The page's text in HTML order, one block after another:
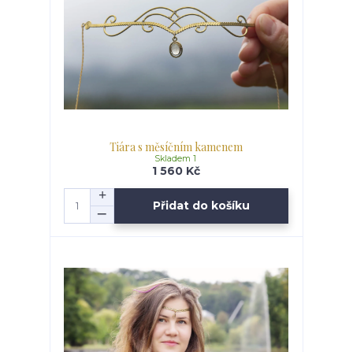
Tiára s měsíčním kamenem
1 560 Kč
Skladem 1
Přidat do košíku